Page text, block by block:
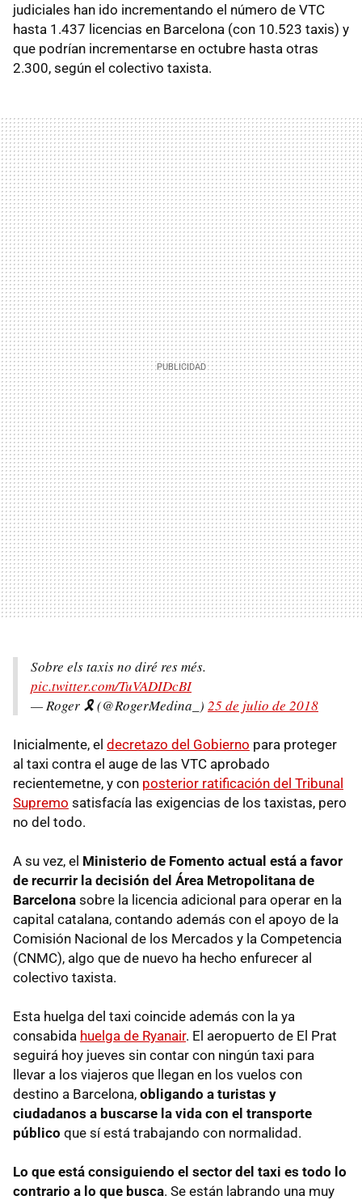
judiciales han ido incrementando el número de VTC
hasta 1.437 licencias en Barcelona (con 10.523 taxis) y
que podrían incrementarse en octubre hasta otras
2.300, según el colectivo taxista.
Sobre els taxis no diré res més.
pic.twitter.com/TuVADIDcBI
— Roger 🎗 (@RogerMedina_) 25 de julio de 2018
Inicialmente, el decretazo del Gobierno para proteger
al taxi contra el auge de las VTC aprobado
recientemetne, y con posterior ratificación del Tribunal
Supremo satisfacía las exigencias de los taxistas, pero
no del todo.
A su vez, el Ministerio de Fomento actual está a favor
de recurrir la decisión del Área Metropolitana de
Barcelona sobre la licencia adicional para operar en la
capital catalana, contando además con el apoyo de la
Comisión Nacional de los Mercados y la Competencia
(CNMC), algo que de nuevo ha hecho enfurecer al
colectivo taxista.
Esta huelga del taxi coincide además con la ya
consabida huelga de Ryanair. El aeropuerto de El Prat
seguirá hoy jueves sin contar con ningún taxi para
llevar a los viajeros que llegan en los vuelos con
destino a Barcelona, obligando a turistas y
ciudadanos a buscarse la vida con el transporte
público que sí está trabajando con normalidad.
Lo que está consiguiendo el sector del taxi es todo lo
contrario a lo que busca. Se están labrando una muy